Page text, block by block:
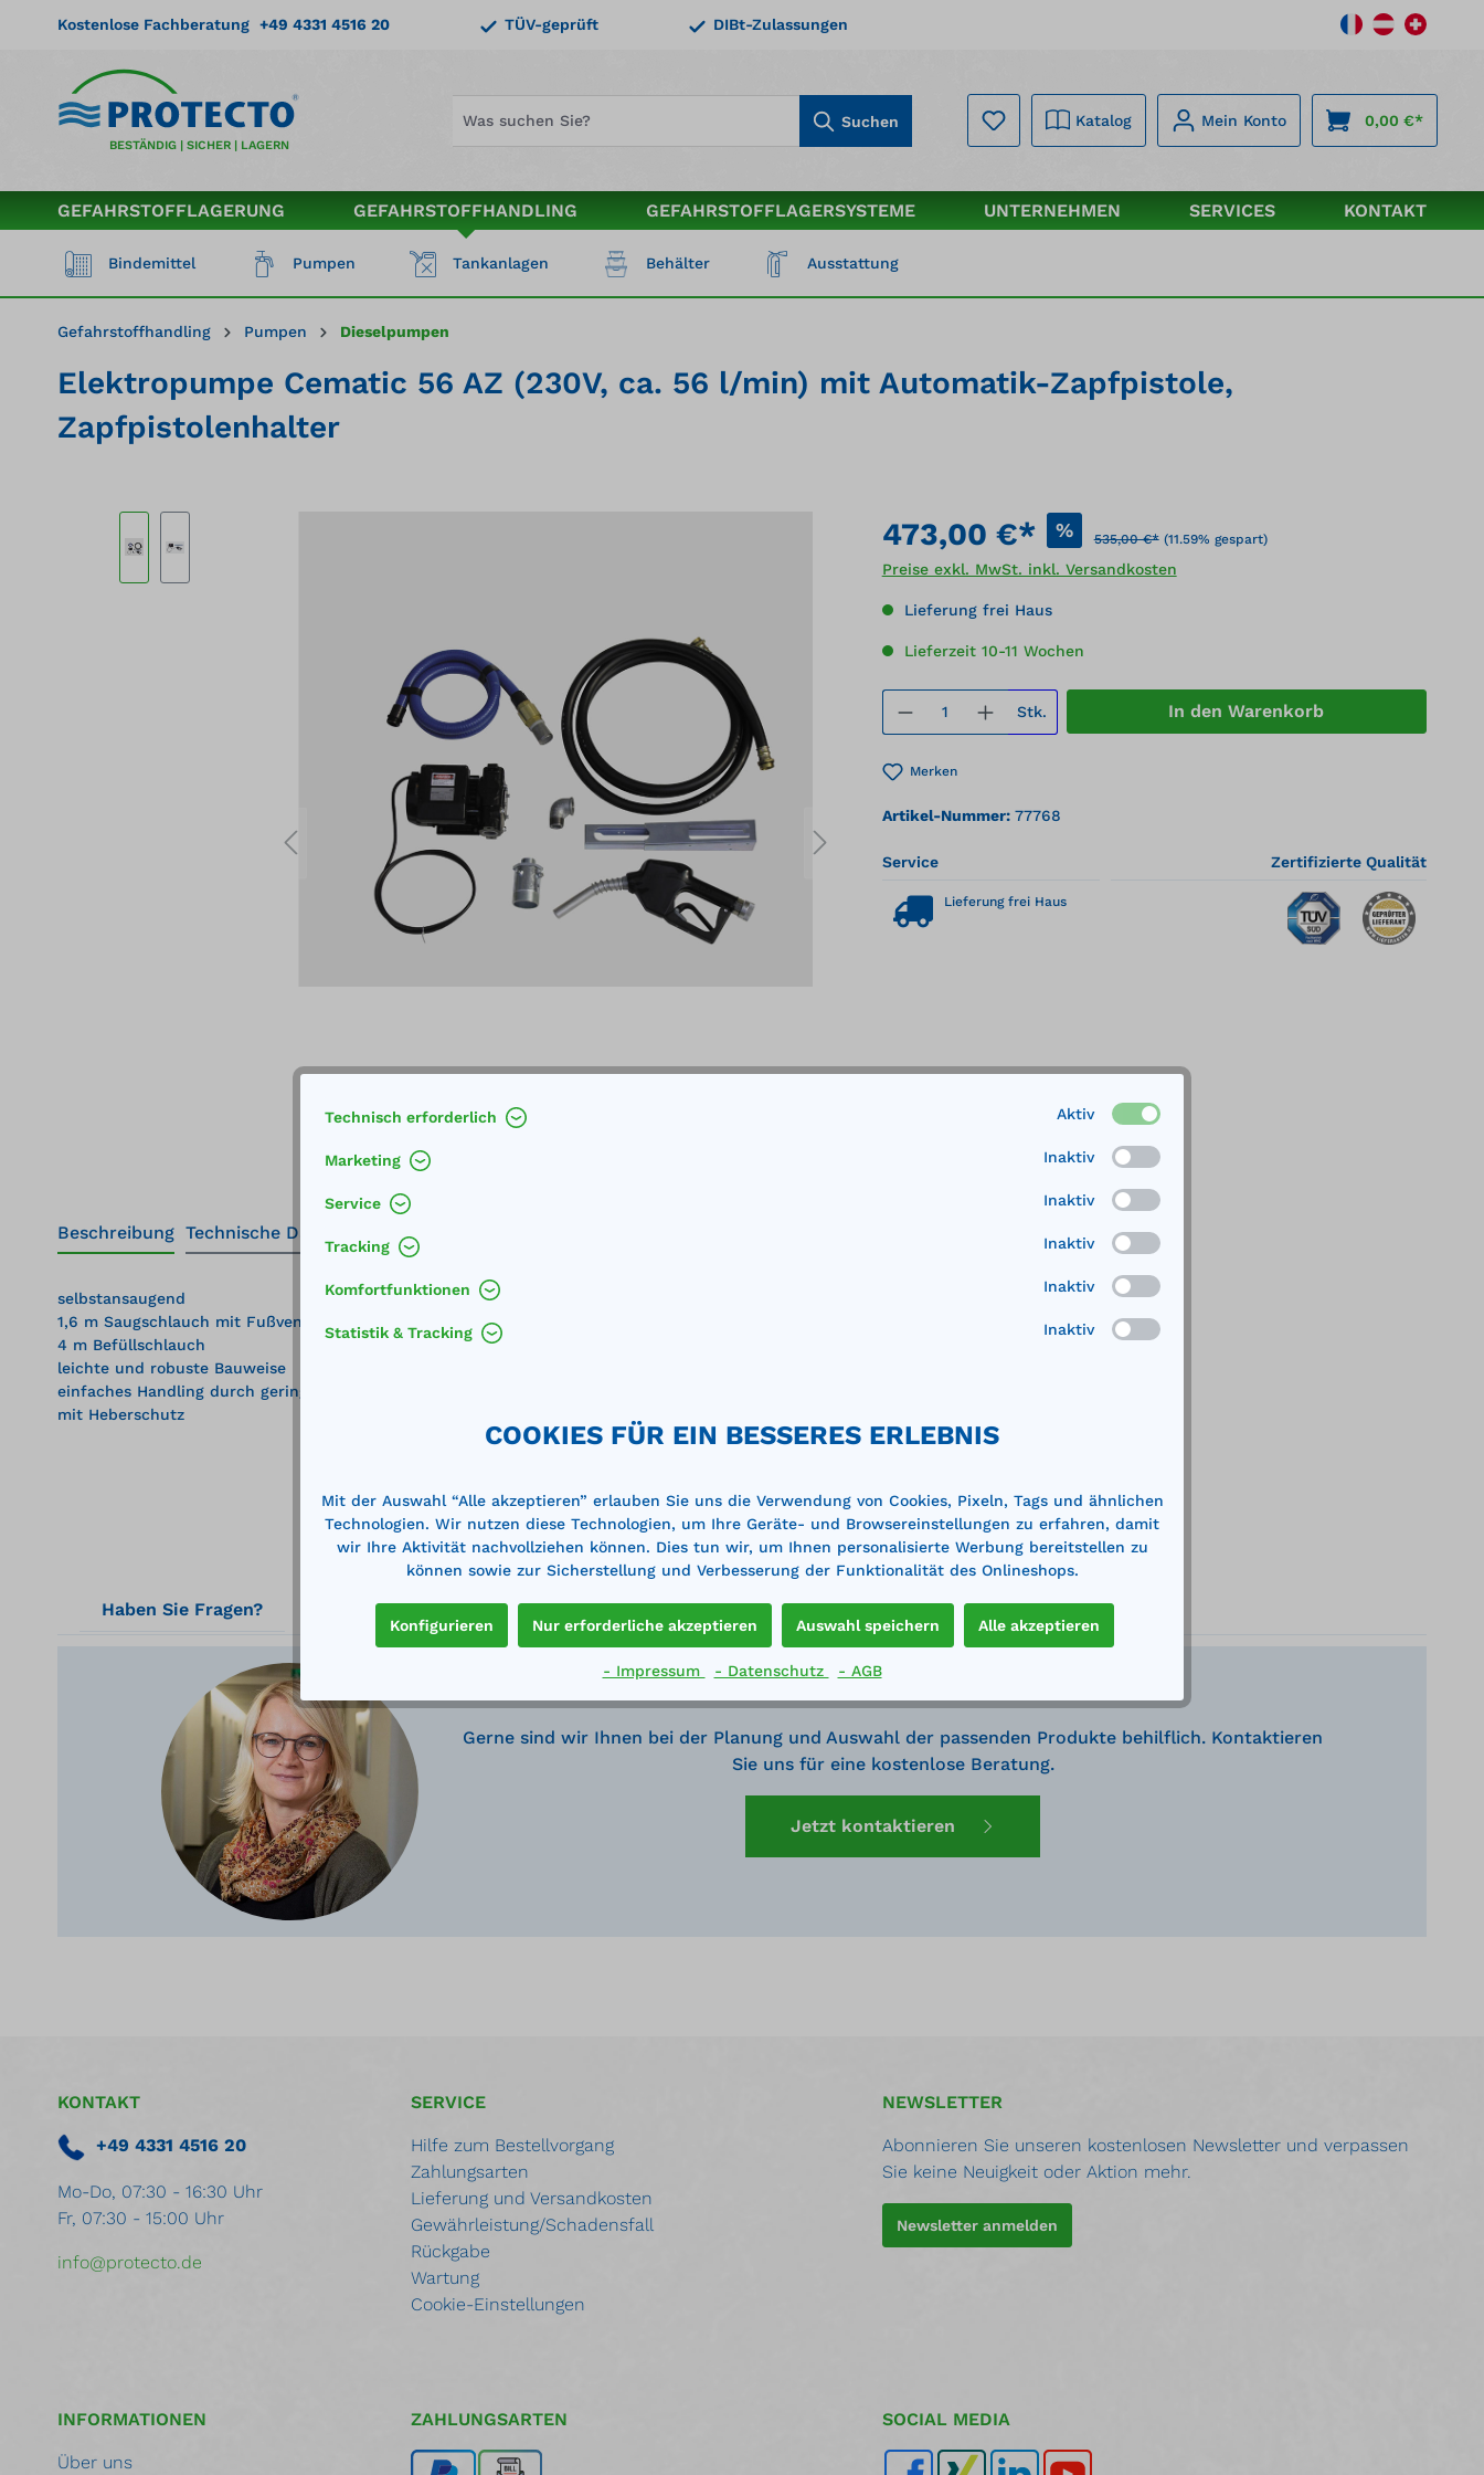
Zur Hauptnavigation springen
Kostenlose Fachberatung +49 4331 4516 20 TÜV-geprüft DIBt-Zulassungen
BESTÄNDIG | SICHER | LAGERN
Suchen Katalog Mein Konto 0,00 €*
GEFAHRSTOFFLAGERUNG GEFAHRSTOFFHANDLING GEFAHRSTOFFLAGERSYSTEME UNTERNEHMEN SERVICES KONTAKT
Bindemittel Pumpen Tankanlagen Behälter Ausstattung
Gefahrstoffhandling Pumpen Dieselpumpen
Elektropumpe Cematic 56 AZ (230V, ca. 56 l/min) mit Automatik-Zapfpistole,
Zapfpistolenhalter
473,00 €* % 535,00 €* (11.59% gespart)
Preise exkl. MwSt. inkl. Versandkosten
Lieferung frei Haus
Lieferzeit 10-11 Wochen
Produkt Anzahl: Gib den gewünschten Wert
Stk. In den Warenkorb
Merken
Artikel-Nummer: 77768
Service
Lieferung frei Haus
Zertifizierte Qualität
Beschreibung Technische Daten
selbstansaugend
1,6 m Saugschlauch mit Fußventil und 2" Fassverschraubung für alle gängigen Tanks und Fässer
4 m Befüllschlauch
leichte und robuste Bauweise
einfaches Handling durch geringes Gewicht
mit Heberschutz
Haben Sie Fragen?
Gerne sind wir Ihnen bei der Planung und Auswahl der passenden Produkte behilflich. Kontaktieren
Sie uns für eine kostenlose Beratung.
Jetzt kontaktieren
KONTAKT
+49 4331 4516 20
Mo-Do, 07:30 - 16:30 Uhr
Fr, 07:30 - 15:00 Uhr
info@protecto.de
SERVICE
Hilfe zum Bestellvorgang
Zahlungsarten
Lieferung und Versandkosten
Gewährleistung/Schadensfall
Rückgabe
Wartung
Cookie-Einstellungen
NEWSLETTER
Abonnieren Sie unseren kostenlosen Newsletter und verpassen
Sie keine Neuigkeit oder Aktion mehr.
Newsletter anmelden
INFORMATIONEN
Über uns
ZAHLUNGSARTEN SOCIAL MEDIA
Technisch erforderlich Aktiv
Marketing Inaktiv
Service Inaktiv
Tracking Inaktiv
Komfortfunktionen Inaktiv
Statistik & Tracking Inaktiv
COOKIES FÜR EIN BESSERES ERLEBNIS
Mit der Auswahl “Alle akzeptieren” erlauben Sie uns die Verwendung von Cookies, Pixeln, Tags und ähnlichen
Technologien. Wir nutzen diese Technologien, um Ihre Geräte- und Browsereinstellungen zu erfahren, damit
wir Ihre Aktivität nachvollziehen können. Dies tun wir, um Ihnen personalisierte Werbung bereitstellen zu
können sowie zur Sicherstellung und Verbesserung der Funktionalität des Onlineshops.
Konfigurieren Nur erforderliche akzeptieren Auswahl speichern Alle akzeptieren
- Impressum - Datenschutz - AGB